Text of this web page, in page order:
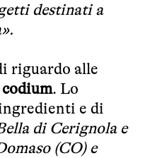
destinati a
riguardo alle
. Lo
e di
di Cerignola e
(CO) e